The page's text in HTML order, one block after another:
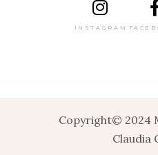
INSTAGRAM
Copyright© 2024
Claudia